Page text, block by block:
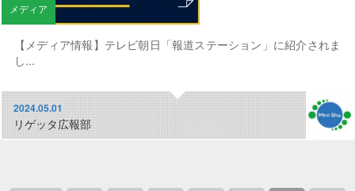
メディア
【メディア情報】テレビ朝日「報道ステーション」に紹介されま
し...
2024.05.01
リゲッタ広報部